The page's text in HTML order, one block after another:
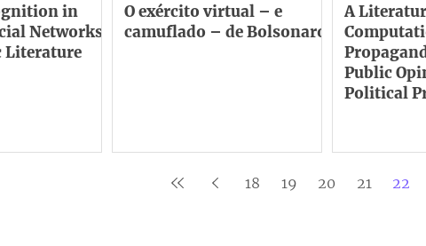
in
Networks:
Literature
O exército virtual – e
camuflado – de Bolsonaro
A
Public
Political
18 19 20 21 22